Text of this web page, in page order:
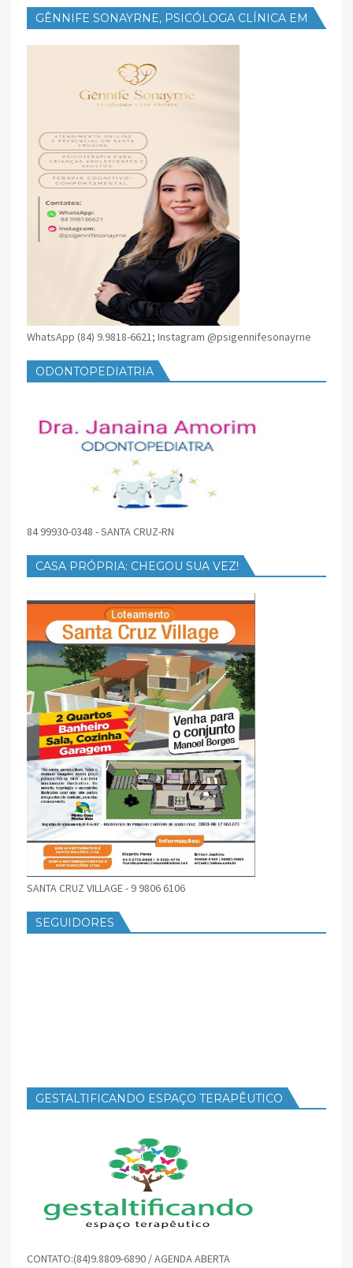
GÊNNIFE SONAYRNE, PSICÓLOGA CLÍNICA EM
WhatsApp (84) 9.9818-6621; Instagram @psigennifesonayrne
ODONTOPEDIATRIA
84 99930-0348 - SANTA CRUZ-RN
CASA PRÓPRIA: CHEGOU SUA VEZ!
SANTA CRUZ VILLAGE - 9 9806 6106
SEGUIDORES
GESTALTIFICANDO ESPAÇO TERAPÊUTICO
CONTATO:(84)9.8809-6890 / AGENDA ABERTA